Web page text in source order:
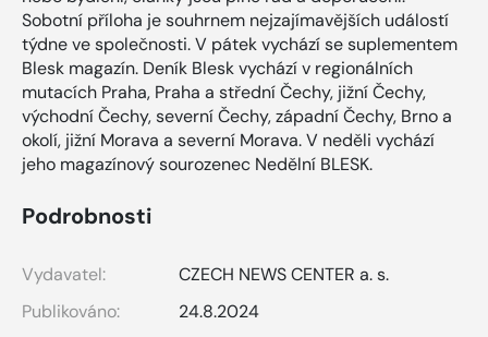
Sobotní příloha je souhrnem nejzajímavějších událostí
týdne ve společnosti. V pátek vychází se suplementem
Blesk magazín. Deník Blesk vychází v regionálních
mutacích Praha, Praha a střední Čechy, jižní Čechy,
východní Čechy, severní Čechy, západní Čechy, Brno a
okolí, jižní Morava a severní Morava. V neděli vychází
jeho magazínový sourozenec Nedělní BLESK.
Podrobnosti
Vydavatel:
CZECH NEWS CENTER a. s.
Publikováno:
24.8.2024